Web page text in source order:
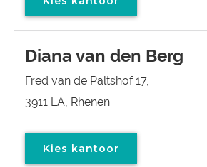
Diana van den Berg
Fred van de Paltshof 17,
3911 LA, Rhenen
Kies kantoor